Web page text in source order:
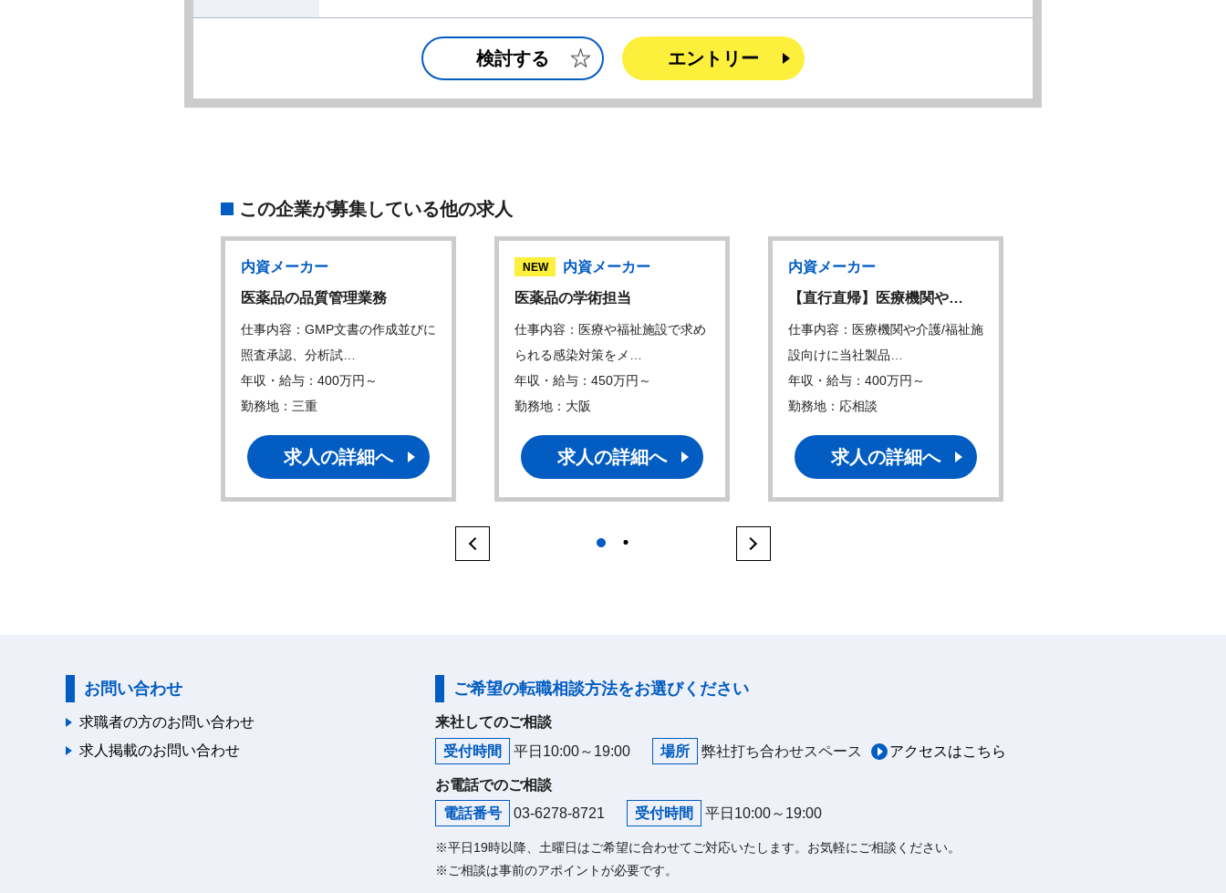
検討する エントリー
この企業が募集している他の求人
内資メーカー
医薬品の品質管理業務
仕事内容：GMP文書の作成並びに
照査承認、分析試…
年収・給与：400万円～
勤務地：三重
求人の詳細へ
NEW
内資メーカー
医薬品の学術担当
仕事内容：医療や福祉施設で求め
られる感染対策をメ…
年収・給与：450万円～
勤務地：大阪
求人の詳細へ
内資メーカー
【直行直帰】医療機関や…
仕事内容：医療機関や介護/福祉施
設向けに当社製品…
年収・給与：400万円～
勤務地：応相談
求人の詳細へ
1
お問い合わせ
求職者の方のお問い合わせ
求人掲載のお問い合わせ
ご希望の転職相談方法をお選びください
来社してのご相談
受付時間
平日10:00～19:00 場所 弊社打ち合わせスペース アクセスはこちら
お電話でのご相談
電話番号
03-6278-8721 受付時間 平日10:00～19:00
※平日19時以降、土曜日はご希望に合わせてご対応いたします。お気軽にご相談ください。
※ご相談は事前のアポイントが必要です。